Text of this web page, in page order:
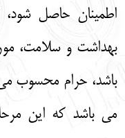
اطمینان حاصل شود،
بهداشت و سلامت،
باشد، حرام محسوب
می‌ باشد که این